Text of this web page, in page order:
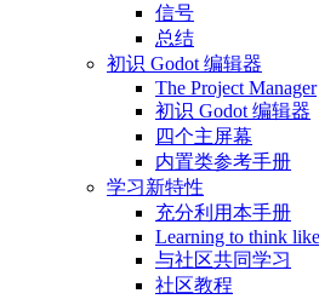
信号
总结
初识 Godot 编辑器
The Project Manager
初识 Godot 编辑器
四个主屏幕
内置类参考手册
学习新特性
充分利用本手册
Learning to think
与社区共同学习
社区教程